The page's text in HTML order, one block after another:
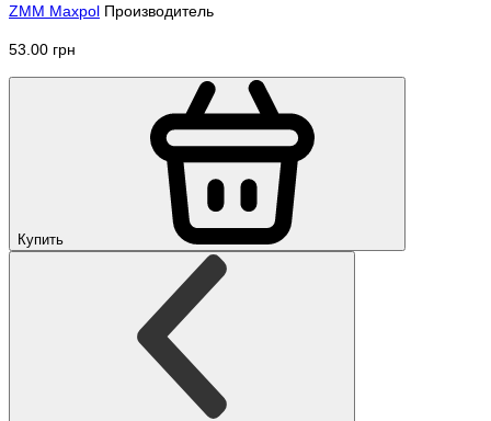
ZMM Maxpol Производитель
53.00 грн
Купить